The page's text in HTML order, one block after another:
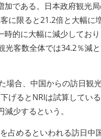
加である。日本政府観光
に限ると21.2倍と大幅に
時的に大幅に減少してお
光客数全体では34.2％減
場合、中国からの訪日観
げるとNRIは試算してい
少するという。
占めるといわれる訪日中